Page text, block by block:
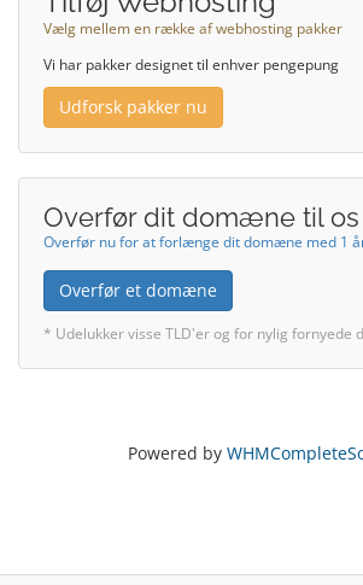
Vælg mellem en række af webhosting pakker
Vi har pakker designet til enhver pengepung
Udforsk pakker nu
Overfør dit domæne til os
Overfør nu for at forlænge dit domæne med 1
Overfør et domæne
* Udelukker visse TLD'er og for nylig fornyede
Powered by